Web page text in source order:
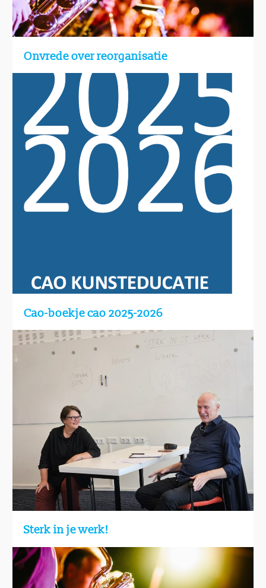
Onvrede over reorganisatie
Cao-boekje cao 2025-2026
Sterk in je werk!